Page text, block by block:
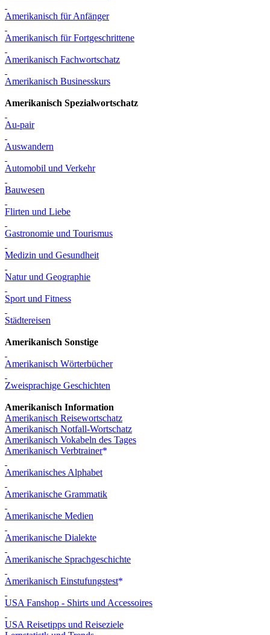
Amerikanisch für Anfänger
Amerikanisch für Fortgeschrittene
Amerikanisch Fachwortschatz
Amerikanisch Businesskurs
Amerikanisch Spezialwortschatz
Au-pair
Auswandern
Automobil und Verkehr
Bauwesen
Flirten und Liebe
Gastronomie und Tourismus
Medizin und Gesundheit
Natur und Geographie
Sport und Fitness
Städtereisen
Amerikanisch Sonstige
Amerikanisch Wörterbücher
Zweisprachige Geschichten
Amerikanisch Information
Amerikanisch Reisewortschatz
Amerikanisch Notfall-Wortschatz
Amerikanisch Vokabeln des Tages
Amerikanisch Verbtrainer
Amerikanisches Alphabet
Amerikanische Grammatik
Amerikanische Medien
Amerikanische Dialekte
Amerikanische Sprachgeschichte
Amerikanisch Einstufungstest
USA Fanshop - Shirts und Accessoires
USA Reisetipps und Reiseziele